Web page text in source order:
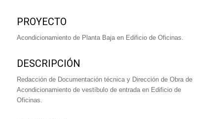
PROYECTO
Acondicionamiento de Planta Baja en Edificio de Oficinas.
DESCRIPCIÓN
Redacción de Documentación técnica y Dirección de Obra de
Acondicionamiento de vestíbulo de entrada en Edificio de
Oficinas.